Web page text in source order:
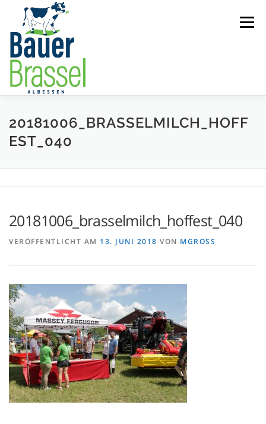
springen
Menü
ÜBER UNS STANDORTE MILCHERZEUGNISSE
20181006_BRASSELMILCH_HOFF
EST_040
20181006_brasselmilch_hoffest_040
VERÖFFENTLICHT AM 13. JUNI 2018 VON MGROSS